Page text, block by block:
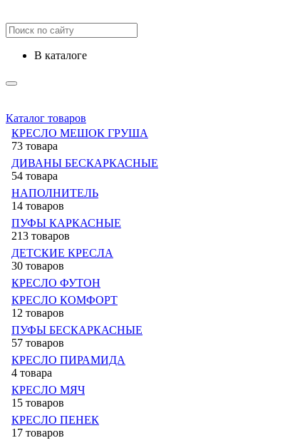
в каталоге
Каталог товаров
КРЕСЛО МЕШОК ГРУША
73 товара
ДИВАНЫ БЕСКАРКАСНЫЕ
54 товара
НАПОЛНИТЕЛЬ
14 товаров
ПУФЫ КАРКАСНЫЕ
213 товаров
ДЕТСКИЕ КРЕСЛА
30 товаров
КРЕСЛО ФУТОН
КРЕСЛО КОМФОРТ
12 товаров
ПУФЫ БЕСКАРКАСНЫЕ
57 товаров
КРЕСЛО ПИРАМИДА
4 товара
КРЕСЛО МЯЧ
15 товаров
КРЕСЛО ПЕНЕК
17 товаров